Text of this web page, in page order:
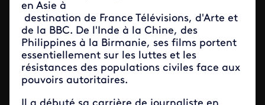
en Asie à
destination de France Télévisions, d'Arte et
de la BBC. De l'Inde à la Chine, des
Philippines à la Birmanie, ses films portent
essentiellement sur les luttes et les
résistances des populations civiles face aux
pouvoirs autoritaires.